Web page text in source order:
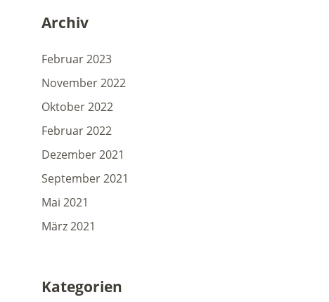
Archiv
Februar 2023
November 2022
Oktober 2022
Februar 2022
Dezember 2021
September 2021
Mai 2021
März 2021
Kategorien